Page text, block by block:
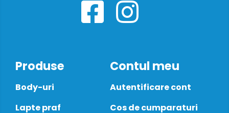
Produse
Body-uri
Lapte praf
Contul meu
Autentificare cont
Cos de cumparaturi